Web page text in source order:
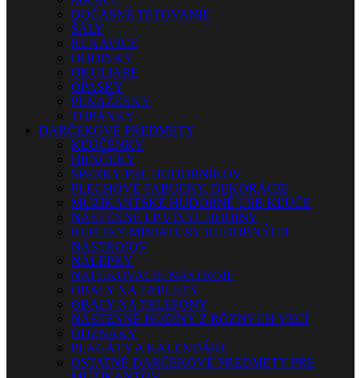
DOČASNÉ TETOVANIE
ŠÁLY
RUKAVICE
HODINKY
OKULIARE
OPASKY
PEŇAŽENKY
TOPÁNKY
DARČEKOVÉ PREDMETY
KĽÚČENKY
HRNČEKY
ŠPERKY PRE HUDOBNÍKOV
PLECHOVÉ TABUĽKY, DEKORÁCIE
MUZIKANTSKÉ HUDOBNÉ USB KĽÚČE
NÁSTENNÉ LP VINYL HODINY
REPLIKY-MINIATÚRY HUDOBNÝCH
NÁSTROJOV
NÁLEPKY
NAFUKOVACIE NÁSTROJE
OBALY NA TABLETY
OBALY NA TELEFÓNY
NÁSTENNÉ HODINY Z RÔZNYCH VECÍ
ODZNAKY
PLAGÁTY A KALENDÁRE
OSTATNÉ DARČEKOVÉ PREDMETY PRE